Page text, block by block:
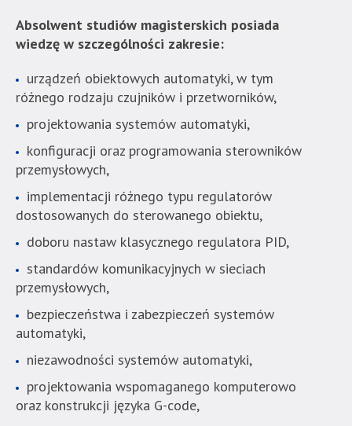
obsługiwana
jest
standardowy
sposób.
Absolwent studiów magisterskich posiada
wiedzę w szczególności zakresie:
urządzeń obiektowych automatyki, w tym
różnego rodzaju czujników i przetworników,
projektowania systemów automatyki,
konfiguracji oraz programowania sterowników
przemysłowych,
implementacji różnego typu regulatorów
dostosowanych do sterowanego obiektu,
doboru nastaw klasycznego regulatora PID,
standardów komunikacyjnych w sieciach
przemysłowych,
bezpieczeństwa i zabezpieczeń systemów
automatyki,
niezawodności systemów automatyki,
projektowania wspomaganego komputerowo
oraz konstrukcji języka G-code,